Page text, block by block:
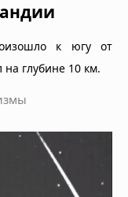
к югу от
глубине 10 км.